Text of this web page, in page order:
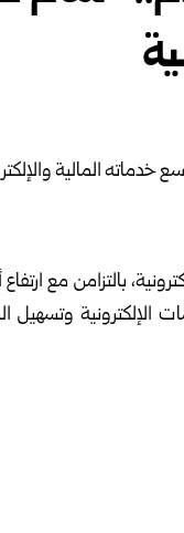
بالتزامن مع
الإلكترونية